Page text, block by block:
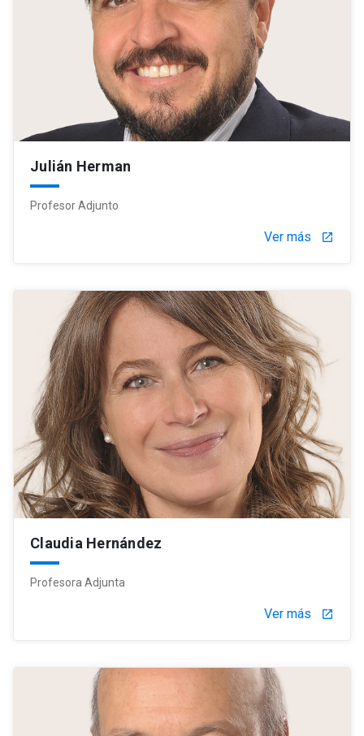
Julián Herman
Profesor Adjunto
Ver más launch
Claudia Hernández
Profesora Adjunta
Ver más launch